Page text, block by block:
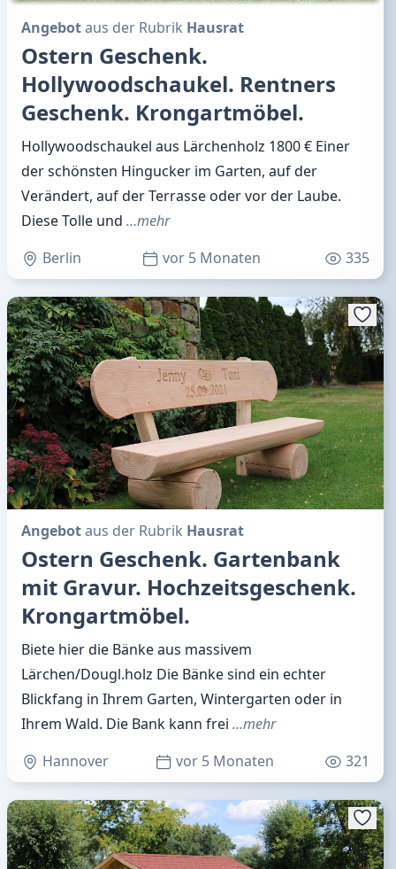
Angebotaus der Rubrik Hausrat
Ostern Geschenk.
Hollywoodschaukel. Rentners
Geschenk. Krongartmöbel.
Hollywoodschaukel aus Lärchenholz 1800 € Einer
der schönsten Hingucker im Garten, auf der
Verändert, auf der Terrasse oder vor der Laube.
Diese Tolle und …mehr
Berlin
vor 5 Monaten 335
Angebotaus der Rubrik Hausrat
Ostern Geschenk. Gartenbank
mit Gravur. Hochzeitsgeschenk.
Krongartmöbel.
Biete hier die Bänke aus massivem
Lärchen/Dougl.holz Die Bänke sind ein echter
Blickfang in Ihrem Garten, Wintergarten oder in
Ihrem Wald. Die Bank kann frei …mehr
Hannover
vor 5 Monaten 321